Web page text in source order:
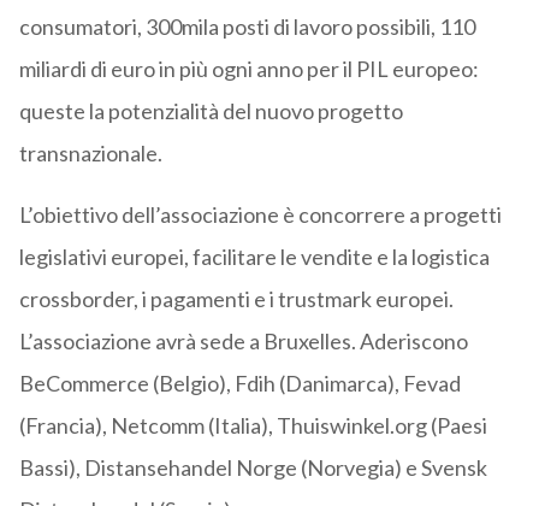
consumatori, 300mila posti di lavoro possibili, 110
miliardi di euro in più ogni anno per il PIL europeo:
queste la potenzialità del nuovo progetto
transnazionale.
L’obiettivo dell’associazione è concorrere a progetti
legislativi europei, facilitare le vendite e la logistica
crossborder, i pagamenti e i trustmark europei.
L’associazione avrà sede a Bruxelles. Aderiscono
BeCommerce (Belgio), Fdih (Danimarca), Fevad
(Francia), Netcomm (Italia), Thuiswinkel.org (Paesi
Bassi), Distansehandel Norge (Norvegia) e Svensk